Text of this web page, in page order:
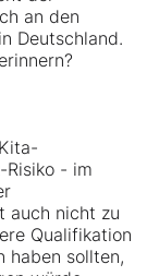
an den
Deutschland.
- im
auch nicht zu
Qualifikation
haben sollten,